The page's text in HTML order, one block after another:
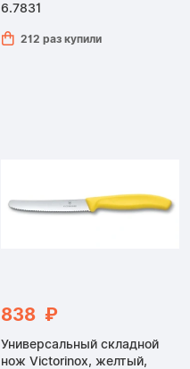
6.7831
212 раз купили
838 ₽
Универсальный складной
нож Victorinox, желтый,